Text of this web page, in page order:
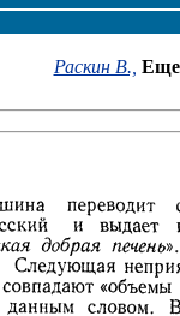
Раскин В., Еще